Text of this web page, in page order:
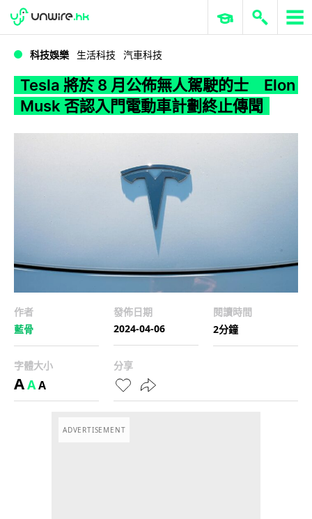
WWDC 2026 ERP 與商業 AI
科技娛樂 生活科技 汽車科技
Tesla 將於 8 月公佈無人駕駛的士 Elon
Musk 否認入門電動車計劃終止傳聞
作者
藍骨
發佈日期
2024-04-06
閱讀時間
2分鐘
字體大小
AAA
分享
ADVERTISEMENT